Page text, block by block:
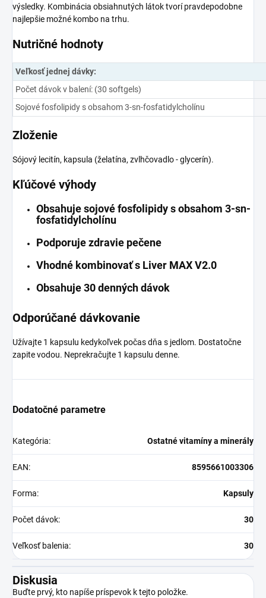
výsledky. Kombinácia obsiahnutých látok tvorí pravdepodobne
najlepšie možné kombo na trhu.
Nutričné hodnoty
Veľkosť jednej dávky:
Počet dávok v balení: (30 softgels)
Sojové fosfolipidy s obsahom 3-sn-fosfatidylcholínu
Zloženie
Sójový lecitín, kapsula (želatína, zvlhčovadlo - glycerín).
Kľúčové výhody
Obsahuje sojové fosfolipidy s obsahom 3-sn-
fosfatidylcholínu
Podporuje zdravie pečene
Vhodné kombinovať s Liver MAX V2.0
Obsahuje 30 denných dávok
Odporúčané dávkovanie
Užívajte 1 kapsulu kedykoľvek počas dňa s jedlom. Dostatočne
zapite vodou. Neprekračujte 1 kapsulu denne.
Dodatočné parametre
Kategória: Ostatné vitamíny a minerály
EAN: 8595661003306
Forma: Kapsuly
Počet dávok: 30
Veľkosť balenia: 30
Diskusia
Buďte prvý, kto napíše príspevok k tejto položke.